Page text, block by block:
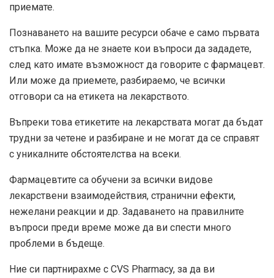
приемате.
Познаването на вашите ресурси обаче е само първата
стъпка. Може да не знаете кои въпроси да зададете,
след като имате възможност да говорите с фармацевт.
Или може да приемете, разбираемо, че всички
отговори са на етикета на лекарството.
Въпреки това етикетите на лекарствата могат да бъдат
трудни за четене и разбиране и не могат да се справят
с уникалните обстоятелства на всеки.
Фармацевтите са обучени за всички видове
лекарствени взаимодействия, странични ефекти,
нежелани реакции и др. Задаването на правилните
въпроси преди време може да ви спести много
проблеми в бъдеще.
Ние си партнирахме с CVS Pharmacy, за да ви